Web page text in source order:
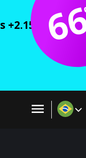
+2.150 cursos